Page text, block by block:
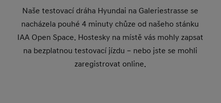
Naše testovací dráha Hyundai na Galeriestrasse se
nacházela pouhé 4 minuty chůze od našeho stánku
IAA Open Space. Hostesky na místě vás mohly zapsat
na bezplatnou testovací jízdu – nebo jste se mohli
zaregistrovat online.